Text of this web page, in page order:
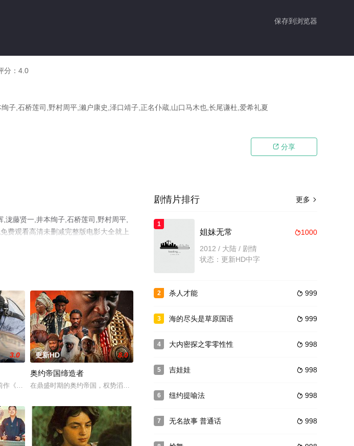
保存到浏览器
分： 4.0
子,石桥莲司,野村周平,濑户康史,泽口靖子,正名仆蔵,山口马木也,长尾谦杜,爱希礼夏
 分享
泷藤贤一,井本绚子,石桥莲司,野村周平,
费观看高清未删减完整版电影大全就上
子，他一直向往鸟的生活，羡慕他们有翅膀可以飞
3.0
作《童女贞德》的续集。杜蒙以辨识度极高的舞台风格叙述贞德出征，后被勃艮第俘虏，在英国教堂接受审
更新HD 8.0
奥约帝国缔造者
在鼎盛时期的奥约帝国，权势滔天的首相加甚至凌驾于自己拥立的国王之上，但最终却死于他自己的血亲之手
更多 
剧情片排行
1
1000
姐妹无常
2012 / 大陆 / 剧情
状态：更新HD中字
2  999
杀人才能
3  999
海的尽头是草原国语
4  998
大内密探之零零性性
5  998
吉娃娃
6  998
纽约提喻法
7  998
无名故事 普通话